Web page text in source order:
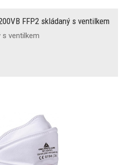
FFP2 skládaný s ventilkem
s ventilkem